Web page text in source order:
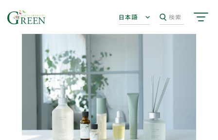
日本語 検索